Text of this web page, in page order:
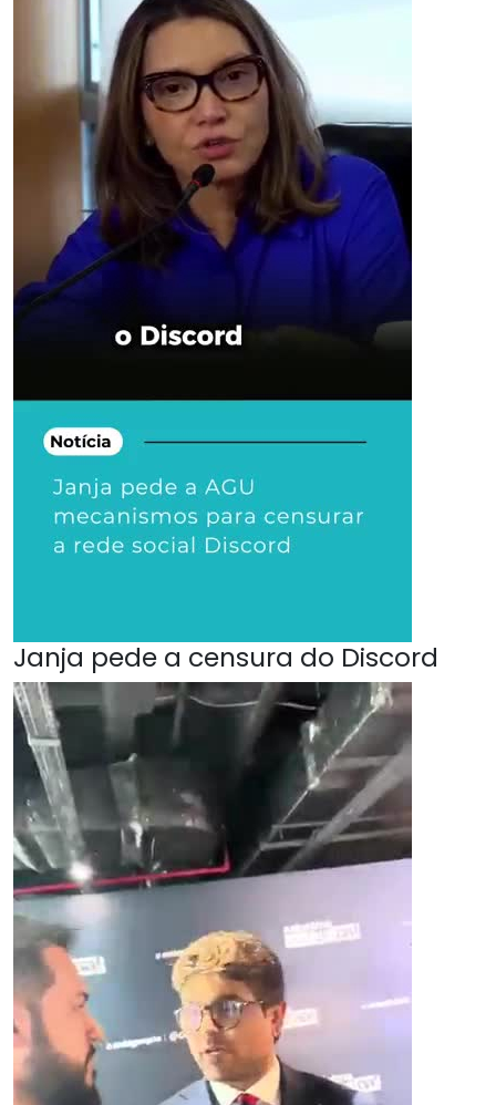
Janja pede a censura do Discord